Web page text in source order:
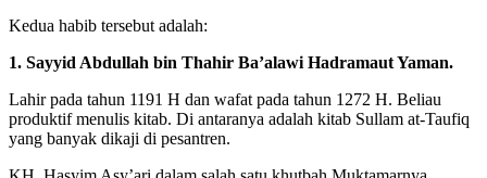
Kedua habib tersebut adalah:
1. Sayyid Abdullah bin Thahir Ba’alawi Hadramaut Yaman.
Lahir pada tahun 1191 H dan wafat pada tahun 1272 H. Beliau
produktif menulis kitab. Di antaranya adalah kitab Sullam at-Taufiq
yang banyak dikaji di pesantren.